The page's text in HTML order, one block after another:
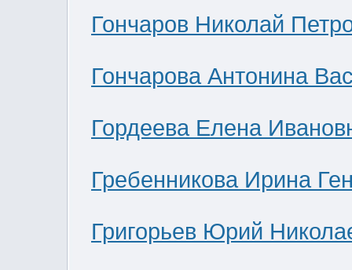
Гончаров Николай
Гончарова Антонина
Гордеева Елена
Гребенникова Ирина
Григорьев Юрий